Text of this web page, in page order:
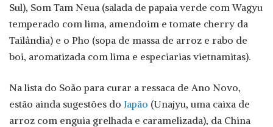
Sul), Som Tam Neua (salada de papaia verde com Wagyu
temperado com lima, amendoim e tomate cherry da
Tailândia) e o Pho (sopa de massa de arroz e rabo de
boi, aromatizada com lima e especiarias vietnamitas).
Na lista do Soão para curar a ressaca de Ano Novo,
estão ainda sugestões do Japão (Unajyu, uma caixa de
arroz com enguia grelhada e caramelizada), da China